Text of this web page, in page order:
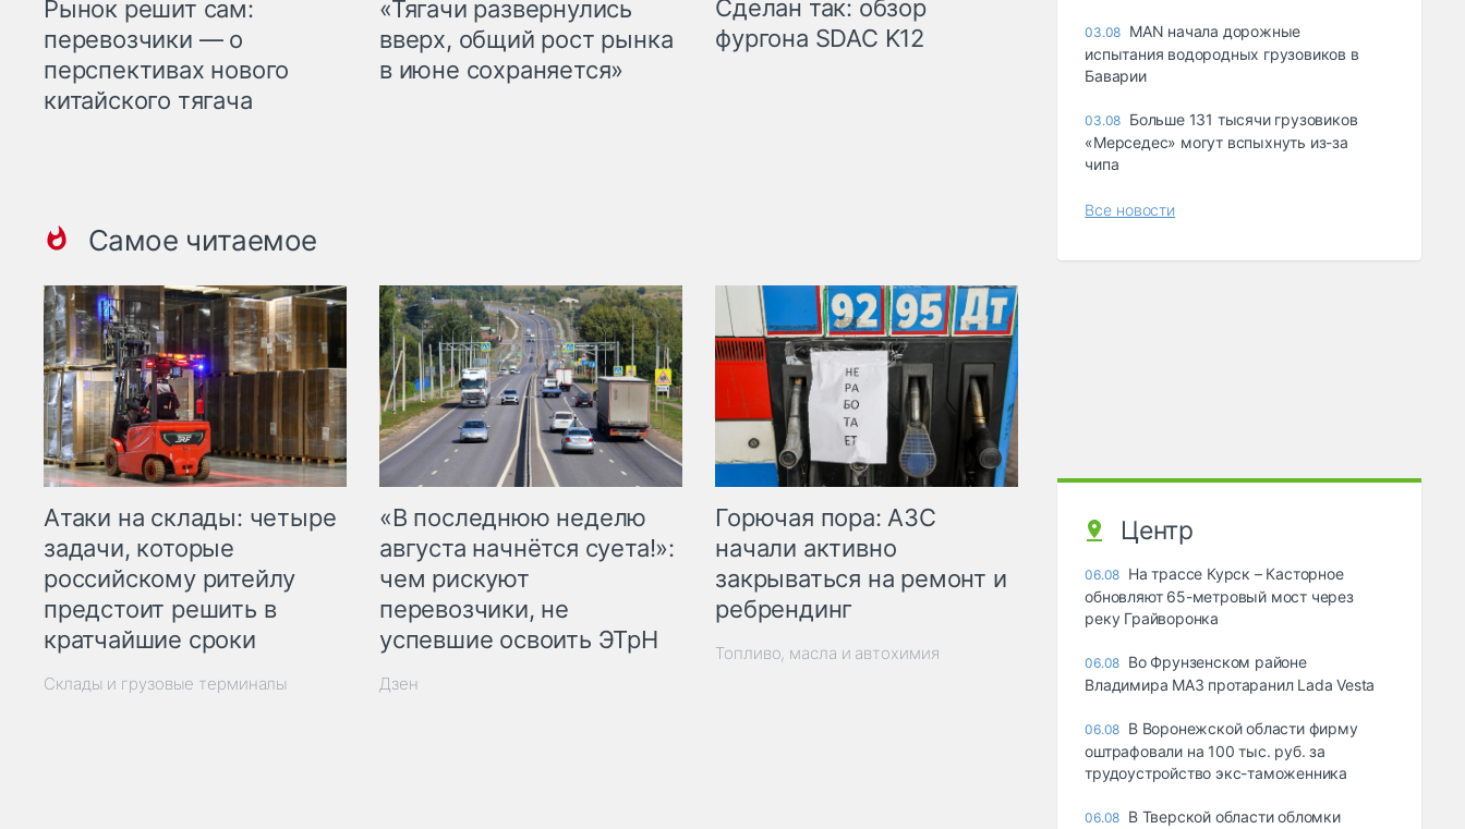
Рынок решит сам:
перевозчики — о
перспективах нового
китайского тягача
«Тягачи развернулись
вверх, общий рост рынка
в июне сохраняется»
Сделан так: обзор
фургона SDAC K12
Самое читаемое
Атаки на склады: четыре
задачи, которые
российскому ритейлу
предстоит решить в
кратчайшие сроки
Склады и грузовые терминалы
«В последнюю неделю
августа начнётся суета!»:
чем рискуют
перевозчики, не
успевшие освоить ЭТрН
Дзен
Горючая пора: АЗС
начали активно
закрываться на ремонт и
ребрендинг
Топливо, масла и автохимия
03.08 MAN начала дорожные
испытания водородных грузовиков в
Баварии
03.08 Больше 131 тысячи грузовиков
«Мерседес» могут вспыхнуть из-за
чипа
Все новости
Центр
06.08 На трассе Курск – Касторное
обновляют 65-метровый мост через
реку Грайворонка
06.08 Во Фрунзенском районе
Владимира МАЗ протаранил Lada Vesta
06.08 В Воронежской области фирму
оштрафовали на 100 тыс. руб. за
трудоустройство экс-таможенника
06.08 В Тверской области обломки